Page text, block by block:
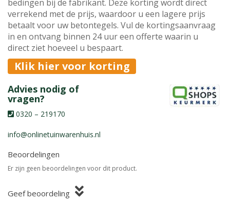
bedingen bij de fabrikant. Deze korting wordt direct
verrekend met de prijs, waardoor u een lagere prijs
betaalt voor uw betontegels. Vul de kortingsaanvraag
in en ontvang binnen 24 uur een offerte waarin u
direct ziet hoeveel u bespaart.
Klik hier voor korting
Advies nodig of
vragen?
0320 – 219170
info@onlinetuinwarenhuis.nl
Beoordelingen
Er zijn geen beoordelingen voor dit product.
Geef beoordeling